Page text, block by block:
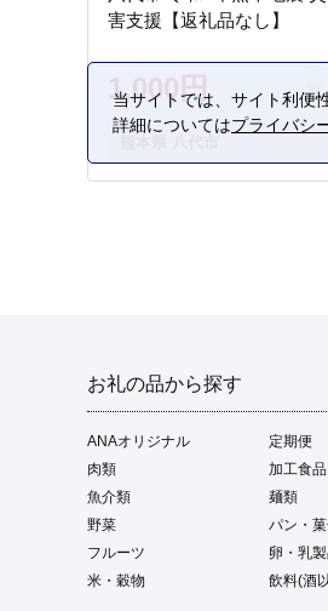
害支援【返礼品なし】
1,000円
お礼の品から探す
ANAオリジナル 定期便
肉類
加工食品
魚介類
麺類
野菜
パン・
フルーツ
卵・乳
米・穀物
飲料(酒
当サイトでは、サイト利便
詳細についてはプライバシ